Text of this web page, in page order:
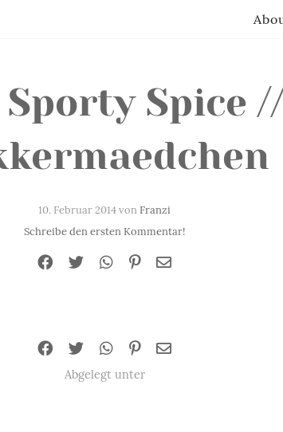
Sporty Spice
10. Februar 2014 vonFranzi
Schreibe den ersten Kommentar!
Abgelegt unter